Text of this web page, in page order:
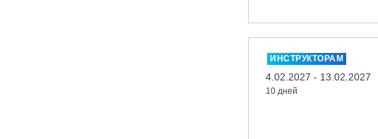
ИНСТРУКТОРАМ
4.02.2027 - 13.02.2027
10 дней